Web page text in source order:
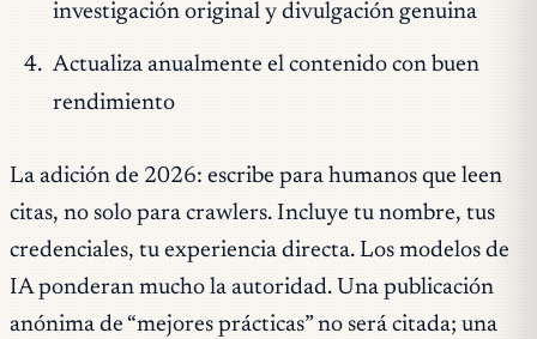
investigación original y divulgación genuina
Actualiza anualmente el contenido con buen
rendimiento
La adición de 2026: escribe para humanos que leen
citas, no solo para crawlers. Incluye tu nombre, tus
credenciales, tu experiencia directa. Los modelos de
IA ponderan mucho la autoridad. Una publicación
anónima de “mejores prácticas” no será citada; una